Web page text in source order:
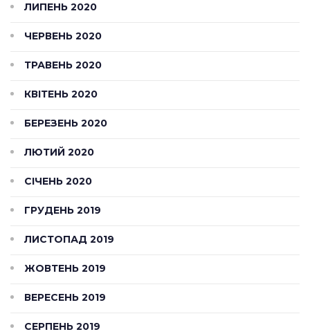
ЛИПЕНЬ 2020
ЧЕРВЕНЬ 2020
ТРАВЕНЬ 2020
КВІТЕНЬ 2020
БЕРЕЗЕНЬ 2020
ЛЮТИЙ 2020
СІЧЕНЬ 2020
ГРУДЕНЬ 2019
ЛИСТОПАД 2019
ЖОВТЕНЬ 2019
ВЕРЕСЕНЬ 2019
СЕРПЕНЬ 2019